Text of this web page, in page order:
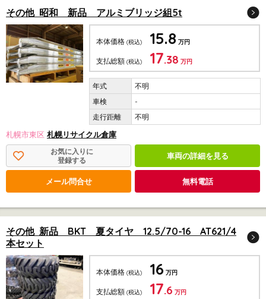
その他 昭和 新品 アルミブリッジ組5t
本体価格 (税込) 15.8 万円
支払総額 (税込) 17.38 万円
不明
-
不明
札幌市東区 札幌リサイクル倉庫
お気に入りに
登録する
車両の詳細を見る
メール問合せ 無料電話
その他 新品 BKT 夏タイヤ 12.5/70-16 AT621/4
本セット
本体価格 (税込) 16 万円
支払総額 (税込) 17.6 万円